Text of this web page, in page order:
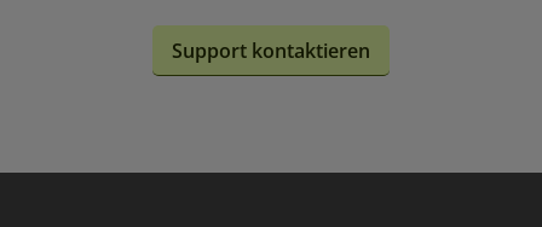
Support kontaktieren